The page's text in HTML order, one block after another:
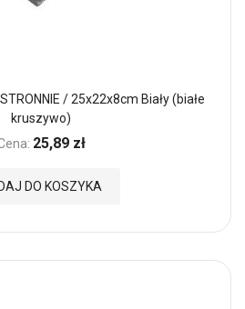
/ 25x22x8cm Biały (białe
kruszywo)
25,89 zł
DO KOSZYKA